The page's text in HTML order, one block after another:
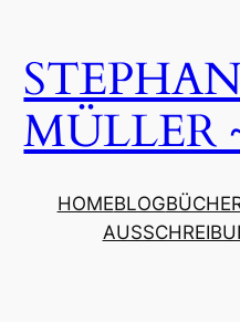
springen
MÜLLER
HOMEBLOG